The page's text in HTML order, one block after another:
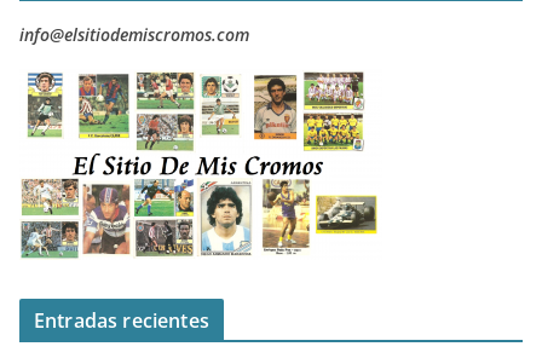
info@elsitiodemiscromos.com
Entradas recientes